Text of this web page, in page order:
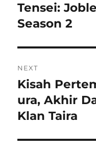
post:
Tensei:
Season 2
NEXT
Next
post:
Kisah
ura, Akhir
Klan Taira